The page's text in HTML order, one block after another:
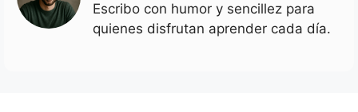
Escribo con humor y sencillez para
quienes disfrutan aprender cada día.